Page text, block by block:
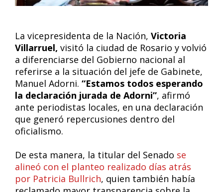
La vicepresidenta de la Nación, Victoria
Villarruel, visitó la ciudad de Rosario y volvió
a diferenciarse del Gobierno nacional al
referirse a la situación del jefe de Gabinete,
Manuel Adorni. “Estamos todos esperando
la declaración jurada de Adorni”, afirmó
ante periodistas locales, en una declaración
que generó repercusiones dentro del
oficialismo.
De esta manera, la titular del Senado se
alineó con el planteo realizado días atrás
por Patricia Bullrich, quien también había